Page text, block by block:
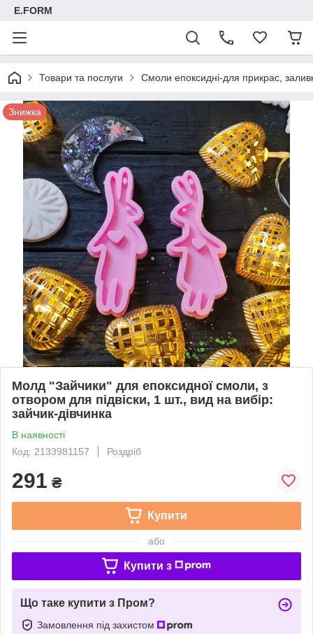
E.FORM
Товари та послуги Смоли епоксидні-для прикрас,
Знижка
Молд "Зайчики" для епоксидної смоли, з
отвором для підвіски, 1 шт., вид на вибір:
зайчик-дівчинка
В наявності
Код: 2133981157
Роздріб
291 ₴
Купити
або
Купити з
Що таке купити з Пром?
Замовлення під захистом